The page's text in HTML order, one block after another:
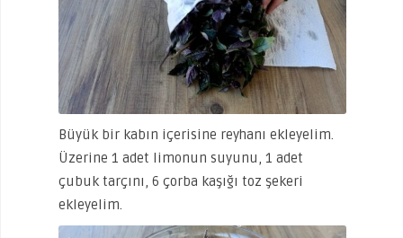
Büyük bir kabın içerisine reyhanı ekleyelim.
Üzerine 1 adet limonun suyunu, 1 adet
çubuk tarçını, 6 çorba kaşığı toz şekeri
ekleyelim.